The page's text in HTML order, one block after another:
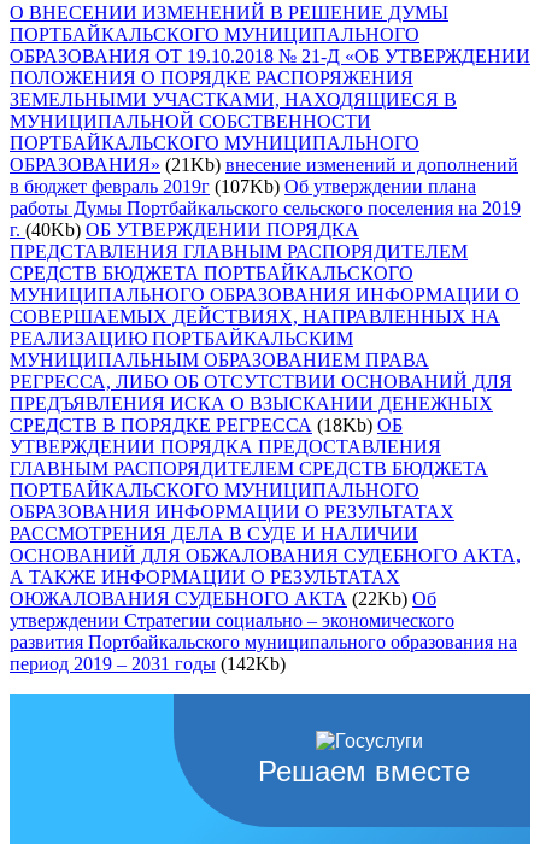
О ВНЕСЕНИИ ИЗМЕНЕНИЙ В РЕШЕНИЕ ДУМЫ
ПОРТБАЙКАЛЬСКОГО МУНИЦИПАЛЬНОГО
ОБРАЗОВАНИЯ ОТ 19.10.2018 № 21-Д «ОБ УТВЕРЖДЕНИИ
ПОЛОЖЕНИЯ О ПОРЯДКЕ РАСПОРЯЖЕНИЯ
ЗЕМЕЛЬНЫМИ УЧАСТКАМИ, НАХОДЯЩИЕСЯ В
МУНИЦИПАЛЬНОЙ СОБСТВЕННОСТИ
ПОРТБАЙКАЛЬСКОГО МУНИЦИПАЛЬНОГО
ОБРАЗОВАНИЯ» (21Kb) внесение изменений и дополнений
в бюджет февраль 2019г (107Kb) Об утверждении плана
работы Думы Портбайкальского сельского поселения на 2019
г. (40Kb) ОБ УТВЕРЖДЕНИИ ПОРЯДКА
ПРЕДСТАВЛЕНИЯ ГЛАВНЫМ РАСПОРЯДИТЕЛЕМ
СРЕДСТВ БЮДЖЕТА ПОРТБАЙКАЛЬСКОГО
МУНИЦИПАЛЬНОГО ОБРАЗОВАНИЯ ИНФОРМАЦИИ О
СОВЕРШАЕМЫХ ДЕЙСТВИЯХ, НАПРАВЛЕННЫХ НА
РЕАЛИЗАЦИЮ ПОРТБАЙКАЛЬСКИМ
МУНИЦИПАЛЬНЫМ ОБРАЗОВАНИЕМ ПРАВА
РЕГРЕССА, ЛИБО ОБ ОТСУТСТВИИ ОСНОВАНИЙ ДЛЯ
ПРЕДЪЯВЛЕНИЯ ИСКА О ВЗЫСКАНИИ ДЕНЕЖНЫХ
СРЕДСТВ В ПОРЯДКЕ РЕГРЕССА (18Kb) ОБ
УТВЕРЖДЕНИИ ПОРЯДКА ПРЕДОСТАВЛЕНИЯ
ГЛАВНЫМ РАСПОРЯДИТЕЛЕМ СРЕДСТВ БЮДЖЕТА
ПОРТБАЙКАЛЬСКОГО МУНИЦИПАЛЬНОГО
ОБРАЗОВАНИЯ ИНФОРМАЦИИ О РЕЗУЛЬТАТАХ
РАССМОТРЕНИЯ ДЕЛА В СУДЕ И НАЛИЧИИ
ОСНОВАНИЙ ДЛЯ ОБЖАЛОВАНИЯ СУДЕБНОГО АКТА,
А ТАКЖЕ ИНФОРМАЦИИ О РЕЗУЛЬТАТАХ
ОЮЖАЛОВАНИЯ СУДЕБНОГО АКТА (22Kb) Об
утверждении Стратегии социально – экономического
развития Портбайкальского муниципального образования на
период 2019 – 2031 годы (142Kb)
Решаем вместе